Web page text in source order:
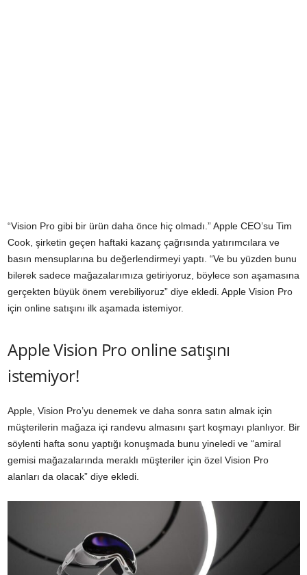
“Vision Pro gibi bir ürün daha önce hiç olmadı.” Apple CEO’su Tim
Cook, şirketin geçen haftaki kazanç çağrısında yatırımcılara ve
basın mensuplarına bu değerlendirmeyi yaptı. “Ve bu yüzden bunu
bilerek sadece mağazalarımıza getiriyoruz, böylece son aşamasına
gerçekten büyük önem verebiliyoruz” diye ekledi. Apple Vision Pro
için online satışını ilk aşamada istemiyor.
Apple Vision Pro online satışını
istemiyor!
Apple, Vision Pro’yu denemek ve daha sonra satın almak için
müşterilerin mağaza içi randevu almasını şart koşmayı planlıyor. Bir
söylenti hafta sonu yaptığı konuşmada bunu yineledi ve “amiral
gemisi mağazalarında meraklı müşteriler için özel Vision Pro
alanları da olacak” diye ekledi.